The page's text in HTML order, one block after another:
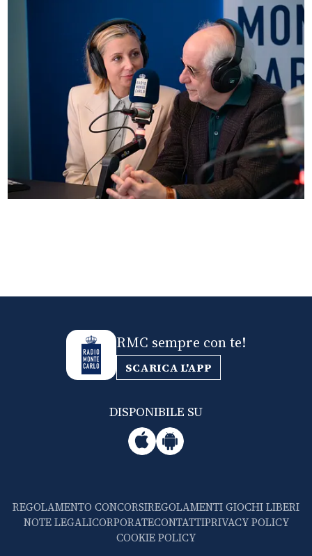
RMC sempre con te!
SCARICA L'APP
DISPONIBILE SU
REGOLAMENTO CONCORSIREGOLAMENTI GIOCHI LIBERI
NOTE LEGALICORPORATECONTATTIPRIVACY POLICY
COOKIE POLICY